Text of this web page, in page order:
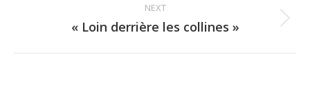
NEXT
Next
« Loin derrière les collines »